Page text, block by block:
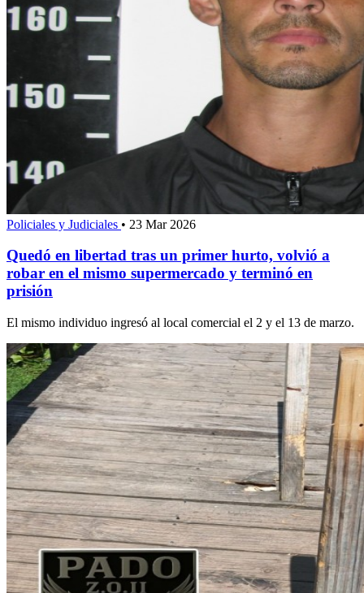
Policiales y Judiciales • 23 Mar 2026
Quedó en libertad tras un primer hurto, volvió a
robar en el mismo supermercado y terminó en
prisión
El mismo individuo ingresó al local comercial el 2 y el 13 de marzo.